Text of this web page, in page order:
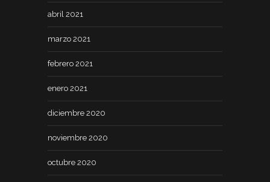
abril 2021
marzo 2021
febrero 2021
enero 2021
diciembre 2020
noviembre 2020
octubre 2020